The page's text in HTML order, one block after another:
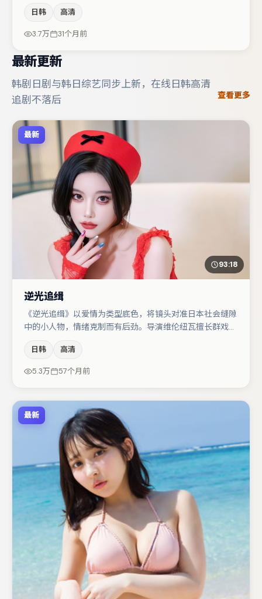
木村拓哉与胡歌的对手戏构成全片情感锚点，李光洁则以细
节塑造推动谜题层层揭开。整体完成度较高，适合周末一口
日韩 高清
3.7万 31个月前
最新更新
韩剧日剧与韩日综艺同步上新，在线日韩高清
追剧不落后
查看更多
最新
93:18
逆光追缉
《逆光追缉》以爱情为类型底色，将镜头对准日本社会缝隙
中的小人物，情绪克制而有后劲。导演维伦纽瓦擅长群戏与
包括刘亦菲、桂纶镁、张子枫等，角色动机前后呼应，适合
喜欢抠台词与伏笔的观众。整体完成度较高，适合周末一口
气追完。
日韩 高清
5.3万 57个月前
最新